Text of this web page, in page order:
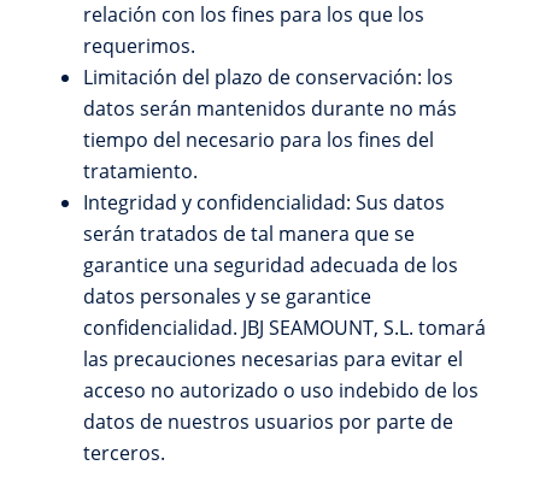
relación con los fines para los que los
requerimos.
Limitación del plazo de conservación: los
datos serán mantenidos durante no más
tiempo del necesario para los fines del
tratamiento.
Integridad y confidencialidad: Sus datos
serán tratados de tal manera que se
garantice una seguridad adecuada de los
datos personales y se garantice
confidencialidad. JBJ SEAMOUNT, S.L. tomará
las precauciones necesarias para evitar el
acceso no autorizado o uso indebido de los
datos de nuestros usuarios por parte de
terceros.